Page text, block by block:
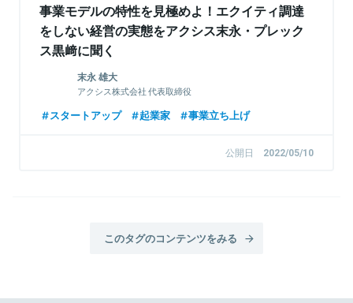
事業モデルの特性を見極めよ！エクイティ調達
をしない経営の実態をアクシス末永・プレック
ス黒﨑に聞く
末永 雄大
アクシス株式会社 代表取締役
スタートアップ 起業家 事業立ち上げ
公開日 2022/05/10
このタグのコンテンツをみる